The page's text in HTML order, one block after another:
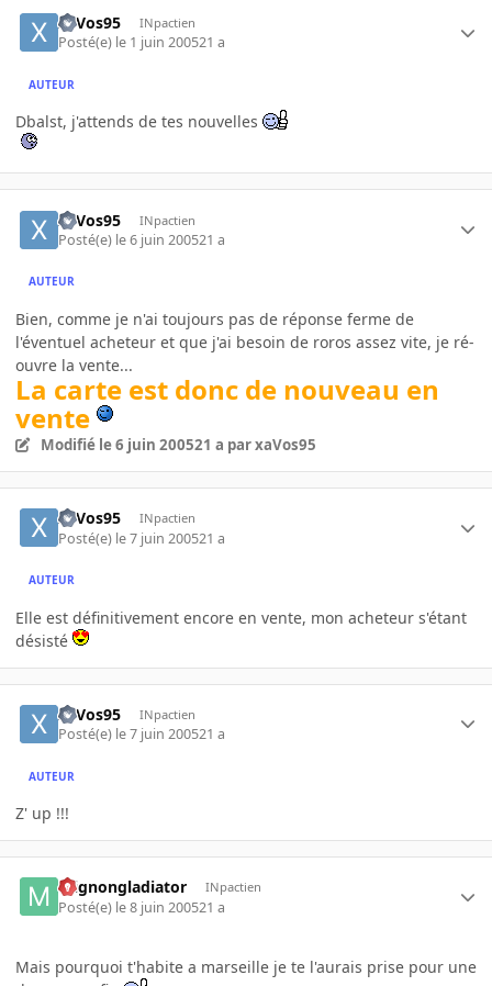
xaVos95 INpactien
Posté(e) le 1 juin 200521 a
AUTEUR
Dbalst, j'attends de tes nouvelles
xaVos95 INpactien
Posté(e) le 6 juin 200521 a
AUTEUR
Bien, comme je n'ai toujours pas de réponse ferme de
l'éventuel acheteur et que j'ai besoin de roros assez vite, je ré-
ouvre la vente...
La carte est donc de nouveau en
vente
Modifié le 6 juin 200521 a par xaVos95
xaVos95 INpactien
Posté(e) le 7 juin 200521 a
AUTEUR
Elle est définitivement encore en vente, mon acheteur s'étant
désisté
xaVos95 INpactien
Posté(e) le 7 juin 200521 a
AUTEUR
Z' up !!!
mignongladiator INpactien
Posté(e) le 8 juin 200521 a
Mais pourquoi t'habite a marseille je te l'aurais prise pour une